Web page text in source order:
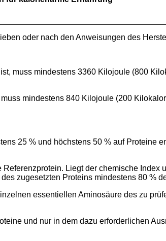
oder nach den Anweisungen des
muss mindestens 3360 Kilojoule (800
mindestens 840 Kilojoule (200
25 % und höchstens 50 % auf Proteine
Liegt der chemische Index
zugesetzten Proteins mindestens 80 %
essentiellen Aminosäure des zu
und nur in dem dazu erforderlichen